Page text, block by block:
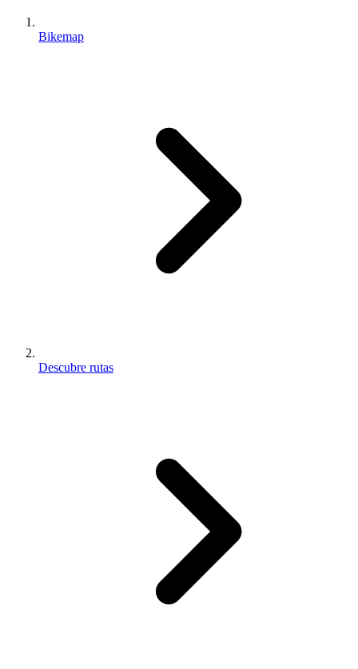
Bikemap
Descubre rutas